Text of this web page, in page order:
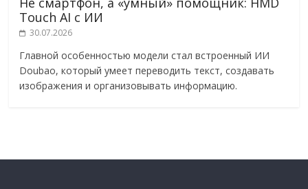
Touch AI с ИИ
30.07.2026
Главной особенностью модели стал встроенный ИИ
Doubao, который умеет переводить текст, создавать
изображения и организовывать информацию.